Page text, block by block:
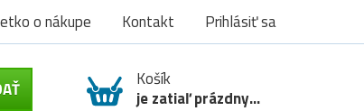
o nákupe Kontakt Prihlásiť sa
Košík
je zatiaľ prázdny...